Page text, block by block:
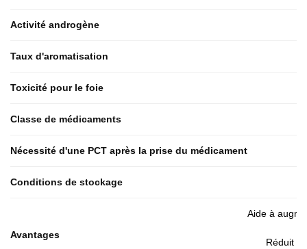
Activité androgène
Taux d'aromatisation
Toxicité pour le foie
Classe de médicaments
Nécessité d'une PCT après la prise du médicament
Conditions de stockage
Avantages
Aide à
Réduit